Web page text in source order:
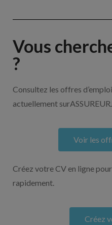
Vous
?
Consultez les offres
actuellement
Voir les
Créez votre CV en ligne
rapidement.
Créez